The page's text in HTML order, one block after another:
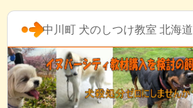
中川町 犬のしつけ教室 北海道